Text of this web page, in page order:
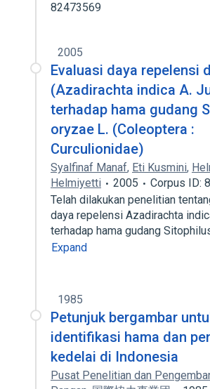
82473569
2005
Evaluasi daya repelensi
(Azadirachta indica A.
terhadap hama gudang
oryzae L. (Coleoptera :
Curculionidae)
Syalfinaf Manaf, Eti Kusmini,
Helmiyetti
2005
Corpus ID:
Telah dilakukan penelitian
daya repelensi Azadirachta
terhadap hama gudang
Expand
1985
Petunjuk bergambar
identifikasi hama dan
kedelai di Indonesia
Pusat Penelitian dan